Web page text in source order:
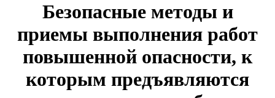
Безопасные методы и
приемы выполнения работ
повышенной опасности, к
которым предъявляются